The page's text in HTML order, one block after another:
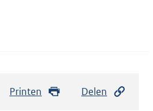
Printen Delen